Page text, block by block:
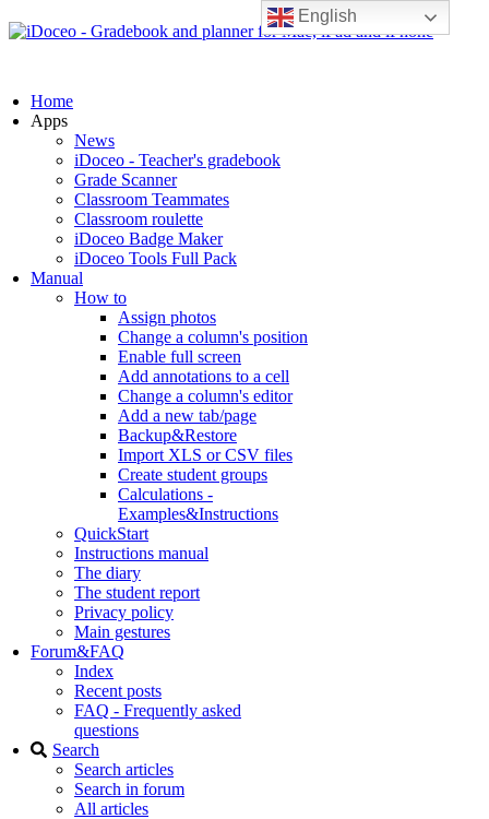
English
Home
Apps
News
iDoceo - Teacher's gradebook
Grade Scanner
Classroom Teammates
Classroom roulette
iDoceo Badge Maker
iDoceo Tools Full Pack
Manual
How to
Assign photos
Change a column's position
Enable full screen
Add annotations to a cell
Change a column's editor
Add a new tab/page
Backup&Restore
Import XLS or CSV files
Create student groups
Calculations -
Examples&Instructions
QuickStart
Instructions manual
The diary
The student report
Privacy policy
Main gestures
Forum&FAQ
Index
Recent posts
FAQ - Frequently asked
questions
Search
Search articles
Search in forum
All articles